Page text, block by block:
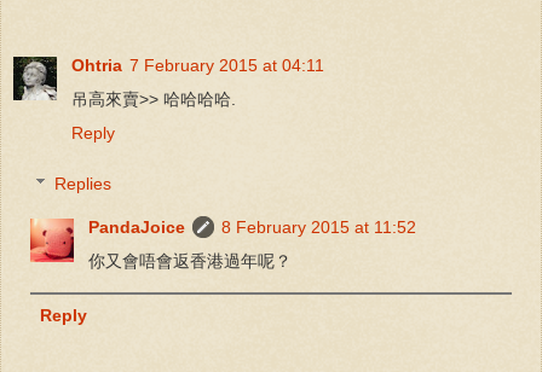
Ohtria 7 February 2015 at 04:11
吊高來賣>> 哈哈哈哈.
Reply
Replies
PandaJoice
8 February 2015 at 11:52
你又會唔會返香港過年呢？
Reply